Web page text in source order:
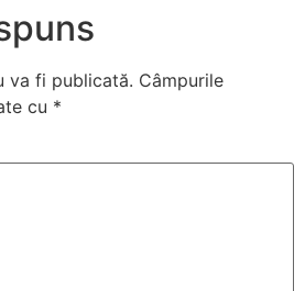
va fi publicată. Câmpurile
cu *